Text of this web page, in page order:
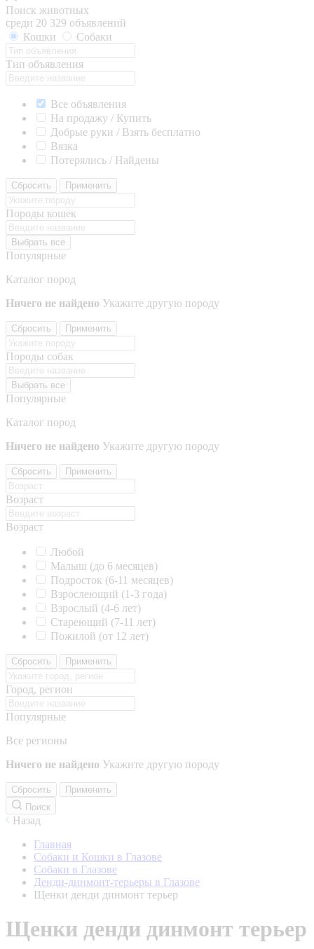
Поиск животных
среди 20 329 объявлений
Кошки
Собаки
Тип объявления
Все объявления
На продажу / Купить
Добрые руки / Взять бесплатно
Вязка
Потерялись / Найдены
Сбросить Применить
Породы кошек
Выбрать все
Популярные
Каталог пород
Ничего не найдено Укажите другую породу
Сбросить Применить
Породы собак
Выбрать все
Популярные
Каталог пород
Ничего не найдено Укажите другую породу
Сбросить Применить
Возраст
Возраст
Любой
Малыш (до 6 месяцев)
Подросток (6-11 месяцев)
Взрослеющий (1-3 года)
Взрослый (4-6 лет)
Стареющий (7-11 лет)
Пожилой (от 12 лет)
Сбросить Применить
Город, регион
Популярные
Все регионы
Ничего не найдено Укажите другую породу
Сбросить
Применить
Поиск
Назад
Главная
Собаки и Кошки в Глазове
Собаки в Глазове
Денди-динмонт-терьеры в Глазове
Щенки денди динмонт терьер
Щенки денди динмонт терьер